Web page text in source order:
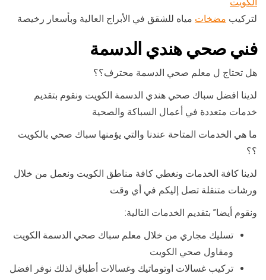
لتركيب مضخات مياه للشقق في الأبراج العالية وبأسعار رخيصة
فني صحي هندي الدسمة
هل تحتاج ل معلم صحي الدسمة محترف؟؟
لدينا افضل سباك صحي هندي الدسمة الكويت ونقوم بتقديم
خدمات متعددة في أعمال السباكة والصحية
ما هي الخدمات المتاحة عندنا والتي يؤمنها سباك صحي بالكويت
؟؟
لدينا كافة الخدمات ونغطي كافة مناطق الكويت ونعمل من خلال
ورشات متنقلة تصل إليكم في أي وقت
ونقوم أيضا” بتقديم الخدمات التالية:
تسليك مجاري من خلال معلم سباك صحي الدسمة الكويت
ومقاول صحي الكويت
تركيب غسالات اوتوماتيك وغسالات أطباق لذلك نوفر افضل